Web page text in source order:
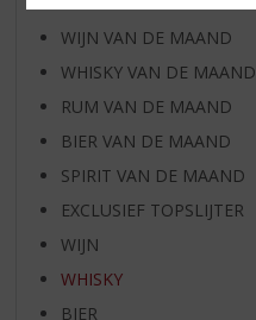
WIJN VAN DE MAAND
WHISKY VAN DE MAAND
RUM VAN DE MAAND
BIER VAN DE MAAND
SPIRIT VAN DE MAAND
EXCLUSIEF TOPSLIJTER
WIJN
WHISKY
BIER